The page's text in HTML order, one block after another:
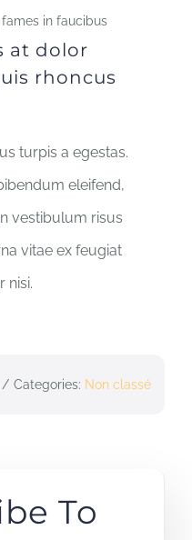
in faucibus
at dolor
rhoncus
turpis a egestas.
eleifend,
vestibulum risus
vitae ex feugiat
nisi.
/ Categories: Non classé
To